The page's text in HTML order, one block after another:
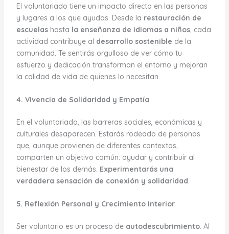
El voluntariado tiene un impacto directo en las personas
y lugares a los que ayudas. Desde la restauración de
escuelashasta la enseñanza de idiomas a niños, cada
actividad contribuye al desarrollo sostenible de la
comunidad. Te sentirás orgulloso de ver cómo tu
esfuerzo y dedicación transforman el entorno y mejoran
la calidad de vida de quienes lo necesitan.
4. Vivencia de Solidaridad y Empatía
En el voluntariado, las barreras sociales, económicas y
culturales desaparecen. Estarás rodeado de personas
que, aunque provienen de diferentes contextos,
comparten un objetivo común: ayudar y contribuir al
bienestar de los demás. Experimentarás una
verdadera sensación de conexión y solidaridad.
5. Reflexión Personal y Crecimiento Interior
Ser voluntario es un proceso de autodescubrimiento. Al